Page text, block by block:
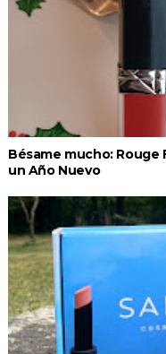
Bésame mucho: Rouge
un Año Nuevo